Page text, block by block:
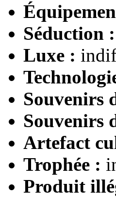
Séduction :
Luxe :
Souvenirs
Souvenirs
Artefact
Trophée :
Produit